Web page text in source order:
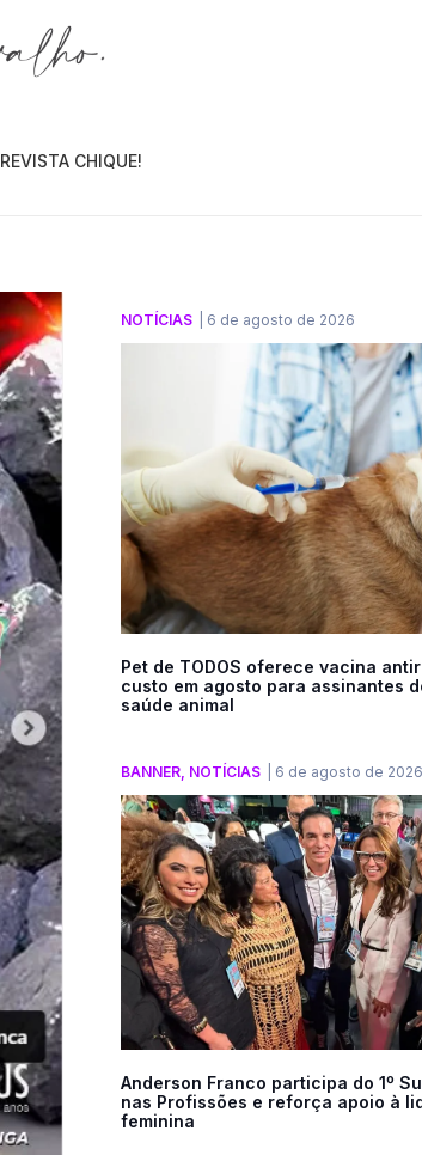
REVISTA CHIQUE!
NOTÍCIAS 6 de agosto de 2026
Pet de TODOS oferece vacina
custo em agosto para assinantes
saúde animal
BANNER NOTÍCIAS 6 de agosto de 2026
Anderson Franco participa do 1º
nas Profissões e reforça apoio à
feminina